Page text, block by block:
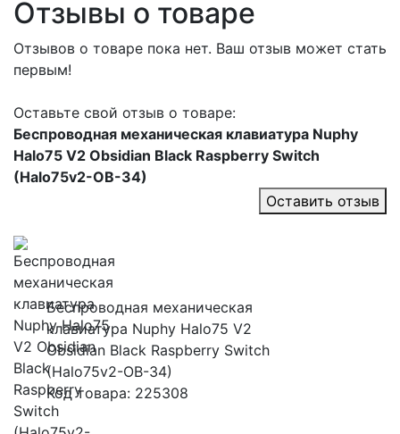
Отзывы о товаре
Отзывов о товаре пока нет. Ваш отзыв может стать
первым!
Оставьте свой отзыв о товаре:
Беспроводная механическая клавиатура Nuphy
Halo75 V2 Obsidian Black Raspberry Switch
(Halo75v2-OB-34)
Оставить отзыв
Беспроводная механическая
клавиатура Nuphy Halo75 V2
Obsidian Black Raspberry Switch
(Halo75v2-OB-34)
Код товара: 225308